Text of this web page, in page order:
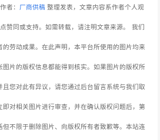
作者： 厂商供稿 整理发表，文章内容系作者个人观
赞同或支持。如需转载，请注明文章来源。 我们
劳动成果。在此声明，本平台所使用的图片均来
片的版权信息都能得到核实。如果图片的版权所
您对此有异议，请您通过后台留言系统与我们取
对相关图片进行审查，并在确认版权问题后，第
不限于删除图片、向版权所有者致歉等。本站连